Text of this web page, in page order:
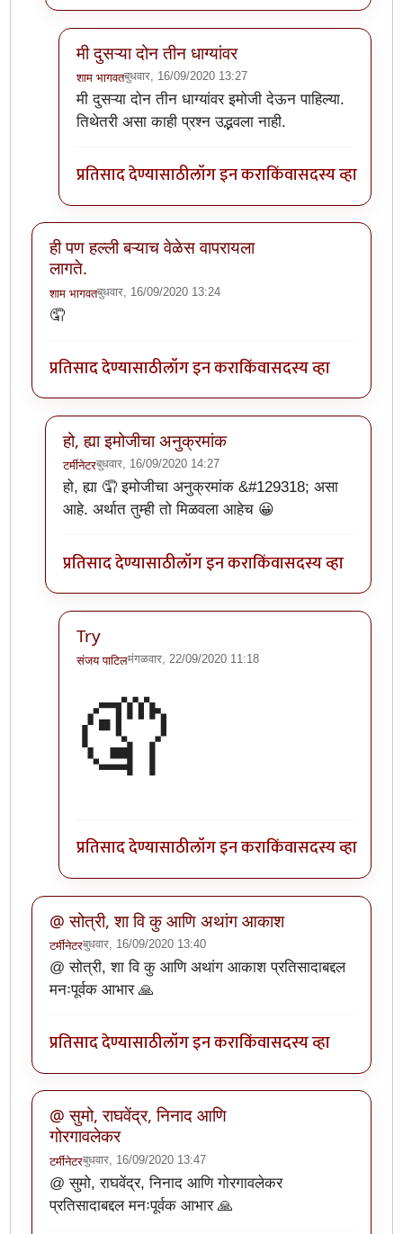
मी दुसऱ्या दोन तीन धाग्यांवर
शाम भागवतबुधवार, 16/09/2020 13:27
In reply toत्यामुळेच मायबोलीने इमोजींवरbyशाम भागवत
मी दुसऱ्या दोन तीन धाग्यांवर इमोजी देऊन पाहिल्या.
तिथेतरी असा काही प्रश्न उद्भवला नाही.
प्रतिसाद देण्यासाठीलॉग इन कराकिंवासदस्य व्हा
ही पण हल्ली बऱ्याच वेळेस वापरायला
लागते.
शाम भागवतबुधवार, 16/09/2020 13:24
🤦
प्रतिसाद देण्यासाठीलॉग इन कराकिंवासदस्य व्हा
हो, ह्या इमोजीचा अनुक्रमांक
टर्मीनेटरबुधवार, 16/09/2020 14:27
In reply toही पण हल्ली बऱ्याच वेळेस वापरायला लागते.
हो, ह्या 🤦 इमोजीचा अनुक्रमांक &#129318; असा
आहे. अर्थात तुम्ही तो मिळवला आहेच 😀
प्रतिसाद देण्यासाठीलॉग इन कराकिंवासदस्य व्हा
Try
संजय पाटिलमंगळवार, 22/09/2020 11:18
🤦
प्रतिसाद देण्यासाठीलॉग इन कराकिंवासदस्य व्हा
@ सोत्री, शा वि कु आणि अथांग आकाश
टर्मीनेटरबुधवार, 16/09/2020 13:40
@ सोत्री, शा वि कु आणि अथांग आकाश प्रतिसादाबद्दल
मनःपूर्वक आभार 🙏
प्रतिसाद देण्यासाठीलॉग इन कराकिंवासदस्य व्हा
@ सुमो, राघवेंद्र, निनाद आणि
गोरगावलेकर
टर्मीनेटरबुधवार, 16/09/2020 13:47
@ सुमो, राघवेंद्र, निनाद आणि गोरगावलेकर
प्रतिसादाबद्दल मनःपूर्वक आभार 🙏